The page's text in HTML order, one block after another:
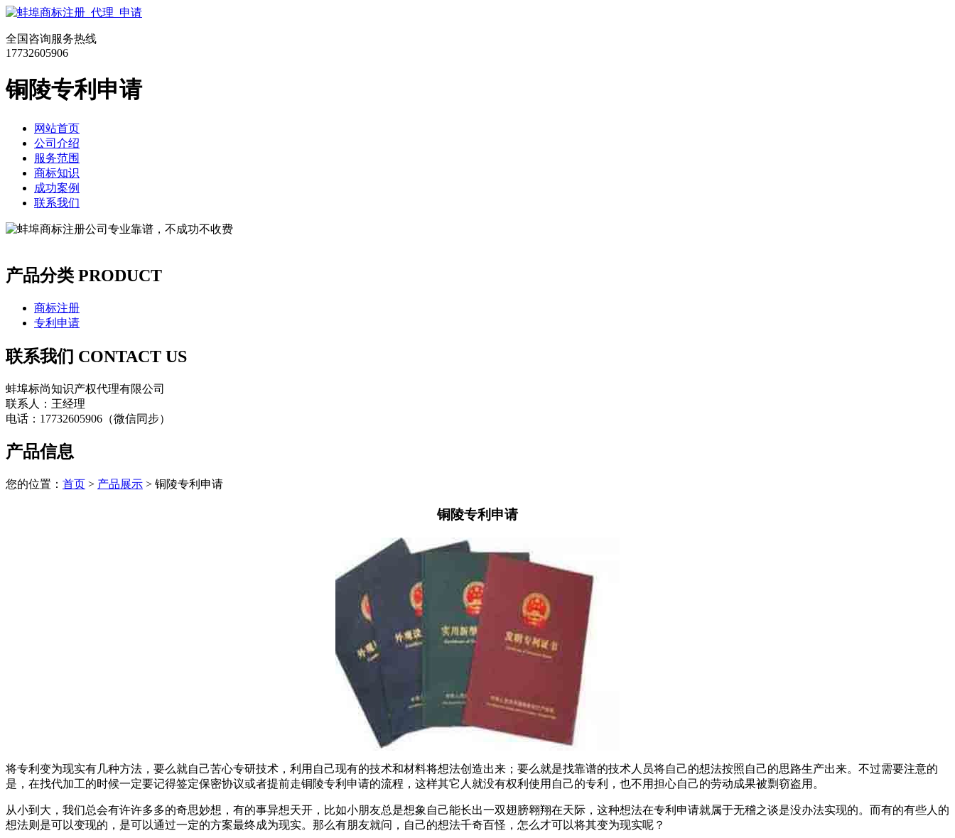
全国咨询服务热线
17732605906
铜陵专利申请
网站首页
公司介绍
服务范围
商标知识
成功案例
联系我们
产品分类 PRODUCT
商标注册
专利申请
联系我们 CONTACT US
蚌埠标尚知识产权代理有限公司
联系人：王经理
电话：17732605906（微信同步）
产品信息
您的位置： 首页 > 产品展示 > 铜陵专利申请
铜陵专利申请
将专利变为现实有几种方法，要么就自己苦心专研技术，利用自己现有的技术和材料将想法创造出来；要么就是找靠谱的技术人员将自己的想法按照自己的思路生产出来。不过需要注意的
是，在找代加工的时候一定要记得签定保密协议或者提前走铜陵专利申请的流程，这样其它人就没有权利使用自己的专利，也不用担心自己的劳动成果被剽窃盗用。
从小到大，我们总会有许许多多的奇思妙想，有的事异想天开，比如小朋友总是想象自己能长出一双翅膀翱翔在天际，这种想法在专利申请就属于无稽之谈是没办法实现的。而有的有些人的
想法则是可以变现的，是可以通过一定的方案最终成为现实。那么有朋友就问，自己的想法千奇百怪，怎么才可以将其变为现实呢？